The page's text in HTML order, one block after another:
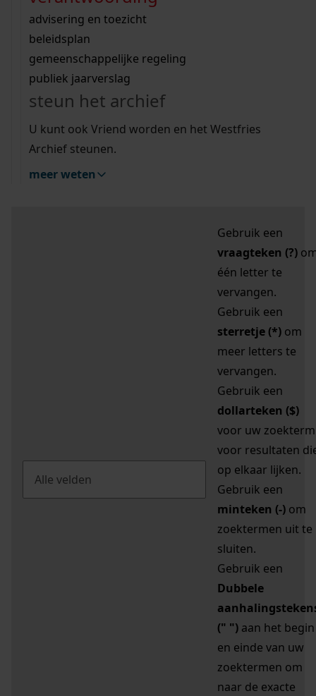
bouwvergunningen
omgevingsvergunningen
vergunningen
beeld en geluid
uitleg nodig?
Wij helpen u op weg met een aantal zoektips.
bekijk alle zoektips
Wij helpen u op weg met een aantal zoektips.
bekijk alle zoektips
bekijk ons geschiedenislokaal
advisering en toezicht
beleidsplan
gemeenschappelijke regeling
publiek jaarverslag
steun het archief
U kunt ook Vriend worden en het Westfries
Archief steunen.
meer weten
zoektips
Mijn Studiezaal (inloggen)
uw zoekopdracht te
Gebruik een
vraagteken (?)
één letter te
vervangen.
Gebruik een
sterretje (*) om
meer letters te
vervangen.
Gebruik een
dollarteken ($)
voor uw zoekterm
voor resultaten
op elkaar lijken.
Gebruik een
minteken (-) om
zoektermen uit te
sluiten.
Gebruik een
Dubbele
(" ") aan het begin
en einde van uw
zoektermen om
naar de exacte